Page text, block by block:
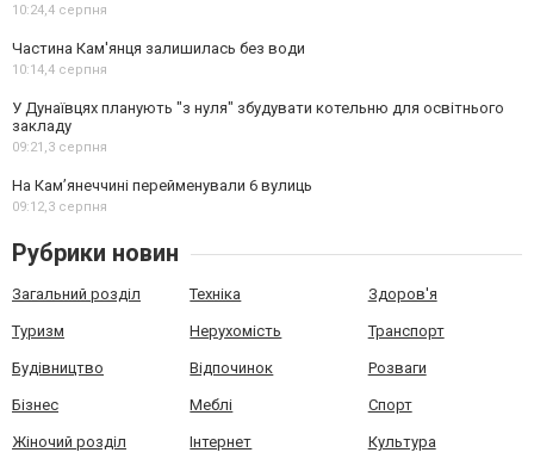
10:24,4 серпня
Частина Кам'янця залишилась без води
10:14,4 серпня
У Дунаївцях планують "з нуля" збудувати котельню для освітнього
закладу
09:21,3 серпня
На Камʼянеччині перейменували 6 вулиць
09:12,3 серпня
Рубрики новин
Загальний розділ Техніка Здоров'я
Туризм Нерухомість Транспорт
Будівництво Відпочинок Розваги
Бізнес Меблі Спорт
Жіночий розділ Інтернет Культура